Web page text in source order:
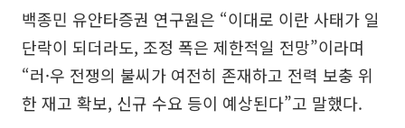
백종민 유안타증권 연구원은 “이대로 이란 사태가 일
단락이 되더라도, 조정 폭은 제한적일 전망”이라며
“러·우 전쟁의 불씨가 여전히 존재하고 전력 보충 위
한 재고 확보, 신규 수요 등이 예상된다”고 말했다.